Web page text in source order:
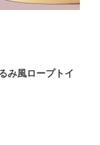
み風ロープトイ